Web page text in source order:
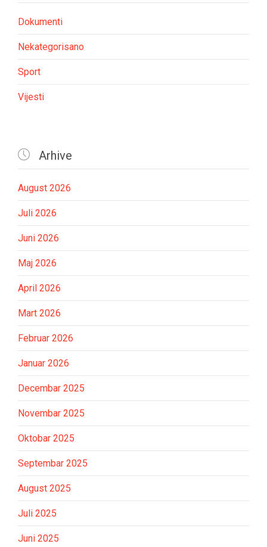
Dokumenti
Nekategorisano
Sport
Vijesti
 Arhive
August 2026
Juli 2026
Juni 2026
Maj 2026
April 2026
Mart 2026
Februar 2026
Januar 2026
Decembar 2025
Novembar 2025
Oktobar 2025
Septembar 2025
August 2025
Juli 2025
Juni 2025